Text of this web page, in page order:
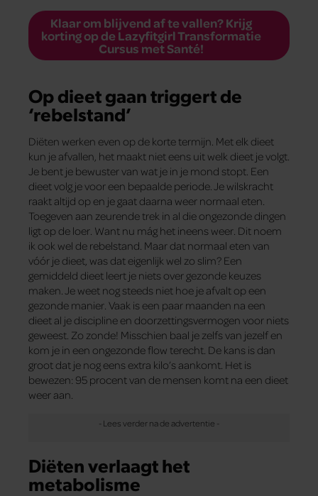
Klaar om blijvend af te vallen? Krijg
korting op de Lazyfitgirl Transformatie
Cursus met Santé!
Op dieet gaan triggert de
‘rebelstand’
Diëten werken even op de korte termijn. Met elk dieet
kun je afvallen, het maakt niet eens uit welk dieet je volgt.
Je bent je bewuster van wat je in je mond stopt. Een
dieet volg je voor een bepaalde periode. Je wilskracht
raakt altijd op en je gaat daarna weer normaal eten.
Toegeven aan zeurende trek in al die ongezonde dingen
ligt op de loer. Want nu mág het ineens weer. Dit noem
ik ook wel de rebelstand. Maar dat normaal eten van
vóór je dieet, was dat eigenlijk wel zo slim? Een
gemiddeld dieet leert je niets over gezonde keuzes
maken. Je weet nog steeds niet hoe je afvalt op een
gezonde manier. Vaak is een paar maanden na een
dieet al je discipline en doorzettingsvermogen voor niets
geweest. Zo zonde! Misschien baal je zelfs van jezelf en
kom je in een ongezonde flow terecht. De kans is dan
groot dat je nog eens extra kilo’s aankomt. Het is
bewezen: 95 procent van de mensen komt na een dieet
weer aan.
Diëten verlaagt het
metabolisme